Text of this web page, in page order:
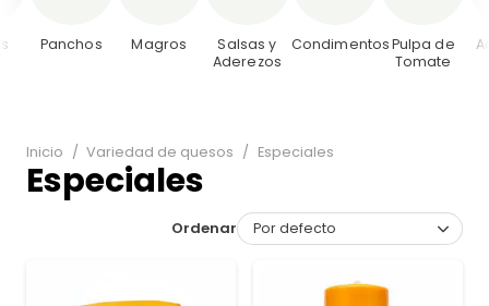
Inicio / Variedad de quesos / Especiales
Especiales
Panchos Magros
Salsas y
Aderezos
CondimentosPulpa de
Tomate
Ordenar